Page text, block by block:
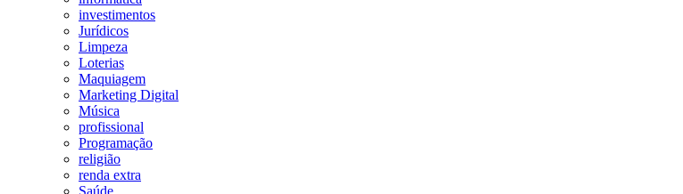
investimentos
Jurídicos
Limpeza
Loterias
Maquiagem
Marketing Digital
Música
profissional
Programação
religião
renda extra